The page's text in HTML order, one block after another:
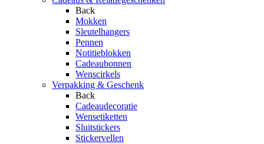
Back
Mokken
Sleutelhangers
Pennen
Notitieblokken
Cadeaubonnen
Wenscirkels
Verpakking & Geschenk
Back
Cadeaudecoratie
Wensetiketten
Sluitstickers
Stickervellen